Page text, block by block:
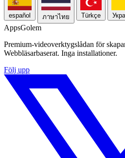
español ภาษาไทย Türkçe
AppsGolem
Premium-videoverktygslådan för
Webbläsarbaserat. Inga installationer.
Följ upp